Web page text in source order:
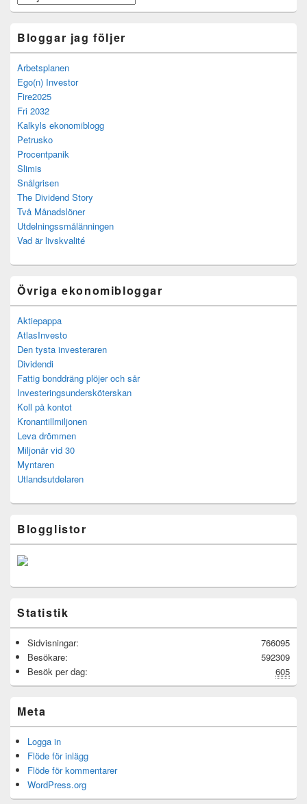
Bloggar jag följer
Arbetsplanen
Ego(n) Investor
Fire2025
Fri 2032
Kalkyls ekonomiblogg
Petrusko
Procentpanik
Slimis
Snålgrisen
The Dividend Story
Två Månadslöner
Utdelningssmålänningen
Vad är livskvalité
Övriga ekonomibloggar
Aktiepappa
AtlasInvesto
Den tysta investeraren
Dividendi
Fattig bonddräng plöjer och sår
Investeringsundersköterskan
Koll på kontot
Kronantillmiljonen
Leva drömmen
Miljonär vid 30
Myntaren
Utlandsutdelaren
Blogglistor
Statistik
766095
Sidvisningar:
592309
Besökare:
605
Besök per dag:
Meta
Logga in
Flöde för inlägg
Flöde för kommentarer
WordPress.org